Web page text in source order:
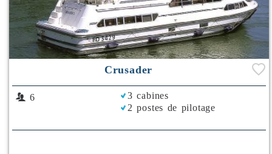
Crusader
6
3 cabines
2 postes de pilotage